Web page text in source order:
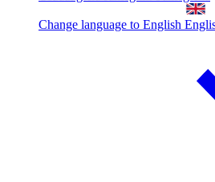
Change language to English